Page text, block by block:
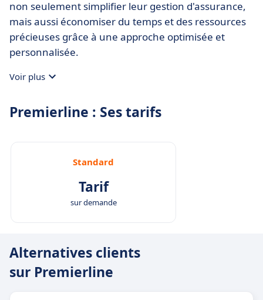
non seulement simplifier leur gestion d'assurance,
mais aussi économiser du temps et des ressources
précieuses grâce à une approche optimisée et
personnalisée.
Voir plus
Premierline : Ses tarifs
Standard
Tarif
sur demande
Alternatives clients
sur Premierline